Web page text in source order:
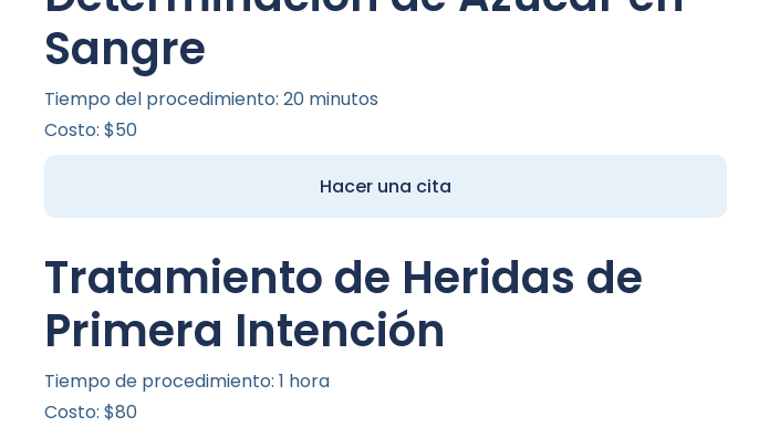
Sangre
Tiempo del procedimiento: 20 minutos
Costo: $50
Hacer una cita
Tratamiento de Heridas de
Primera Intención
Tiempo de procedimiento: 1 hora
Costo: $80